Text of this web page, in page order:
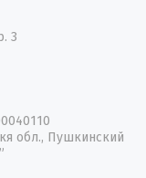
3
обл., Пушкинский